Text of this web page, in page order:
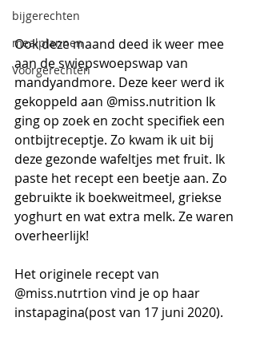
bijgerechten
mealplannen
Voorgerechten
Ook deze maand deed ik weer mee
aan de swiepswoepswap van
mandyandmore. Deze keer werd ik
gekoppeld aan @miss.nutrition Ik
ging op zoek en zocht specifiek een
ontbijtreceptje. Zo kwam ik uit bij
deze gezonde wafeltjes met fruit. Ik
paste het recept een beetje aan. Zo
gebruikte ik boekweitmeel, griekse
yoghurt en wat extra melk. Ze waren
overheerlijk!
Het originele recept van
@miss.nutrtion vind je op haar
instapagina(post van 17 juni 2020).